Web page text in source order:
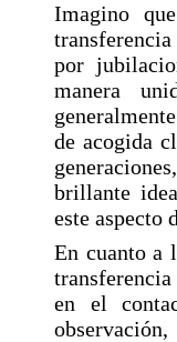
Imagino
por
manera
de acogida
brillante
este aspecto
En cuanto a
en el